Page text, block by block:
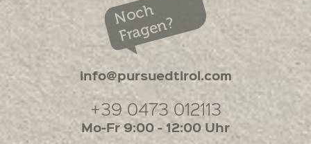
Noch
Fragen?
info@pursuedtirol.com
+39 0473 012113
Mo-Fr 9:00 - 12:00 Uhr